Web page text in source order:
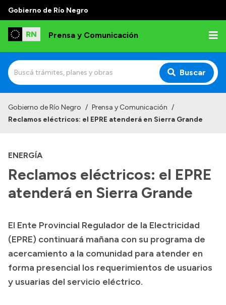
Gobierno de Río Negro
Prensa y Comunicación
Buscar
Autoridades
Archivo de noticias
Transparencia
Compras y licitaciones
Gobierno de Río Negro / Prensa y Comunicación /
Reclamos eléctricos: el EPRE atenderá en Sierra Grande
ENERGÍA
Reclamos eléctricos: el EPRE
atenderá en Sierra Grande
El Ente Provincial Regulador de la Electricidad
(EPRE) continuará mañana con su programa de
acercamiento a la comunidad para atender en
forma presencial los requerimientos de usuarios
y usuarias del servicio eléctrico.